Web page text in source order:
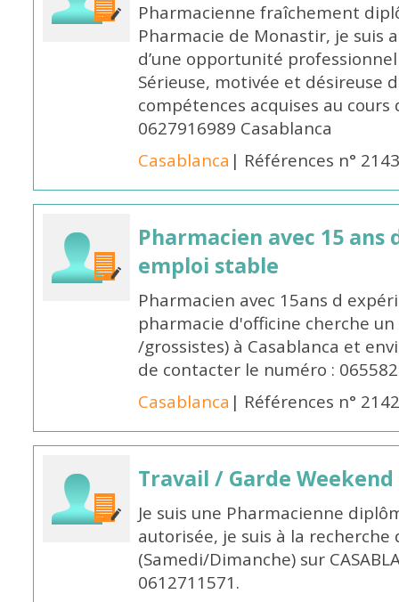
Pharmacienne fraîchement
Pharmacie de Monastir, je suis
d’une opportunité
Sérieuse, motivée et désireuse
compétences acquises au
0627916989 Casablanca
Casablanca | Références n°
Pharmacien avec 15
emploi stable
Pharmacien avec 15ans d
pharmacie d'officine cherche
/grossistes) à Casablanca et
de contacter le numéro :
Casablanca | Références n°
Travail / Garde Weekend
Je suis une Pharmacienne
autorisée, je suis à la
(Samedi/Dimanche) sur
0612711571.